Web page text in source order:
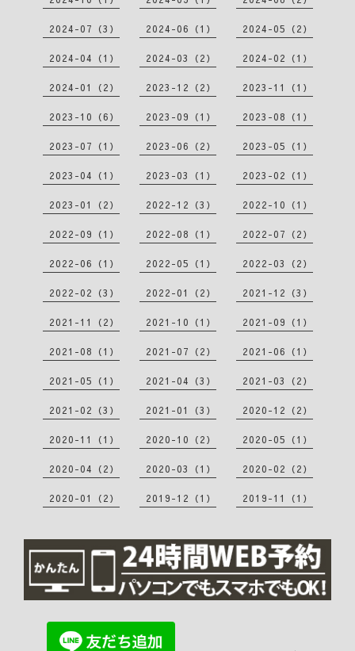
2024-07（3） 2024-06（1） 2024-05（2）
2024-04（1） 2024-03（2） 2024-02（1）
2024-01（2） 2023-12（2） 2023-11（1）
2023-10（6） 2023-09（1） 2023-08（1）
2023-07（1） 2023-06（2） 2023-05（1）
2023-04（1） 2023-03（1） 2023-02（1）
2023-01（2） 2022-12（3） 2022-10（1）
2022-09（1） 2022-08（1） 2022-07（2）
2022-06（1） 2022-05（1） 2022-03（2）
2022-02（3） 2022-01（2） 2021-12（3）
2021-11（2） 2021-10（1） 2021-09（1）
2021-08（1） 2021-07（2） 2021-06（1）
2021-05（1） 2021-04（3） 2021-03（2）
2021-02（3） 2021-01（3） 2020-12（2）
2020-11（1） 2020-10（2） 2020-05（1）
2020-04（2） 2020-03（1） 2020-02（2）
2020-01（2） 2019-12（1） 2019-11（1）